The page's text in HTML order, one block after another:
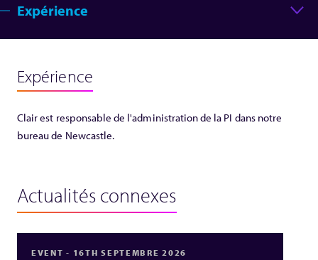
Expérience
Expérience
Clair est responsable de l'administration de la PI dans notre
bureau de Newcastle.
Actualités connexes
EVENT - 16TH SEPTEMBRE 2026